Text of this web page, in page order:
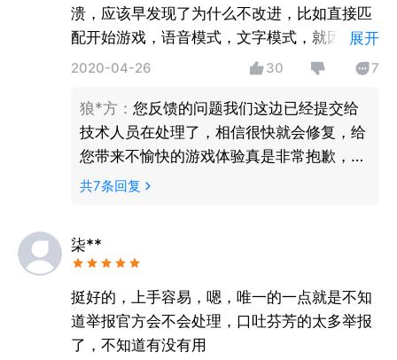
溃，应该早发现了为什么不改进，比如直接匹
配开始游戏，语音模式，文字模式，就因为这
个游戏体验极差
展开
2020-04-26 30 7
狼*方： 您反馈的问题我们这边已经提交给
技术人员在处理了，相信很快就会修复，给
您带来不愉快的游戏体验真是非常抱歉，请
您谅解
共7条回复
柒**
挺好的，上手容易，嗯，唯一的一点就是不知
道举报官方会不会处理，口吐芬芳的太多举报
了，不知道有没有用